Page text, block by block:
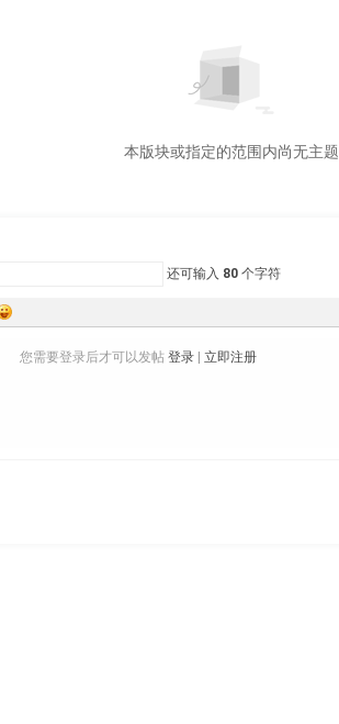
本版块或指定的范围内尚无主题
还可输入 80 个字符
您需要登录后才可以发帖 登录| 立即注册